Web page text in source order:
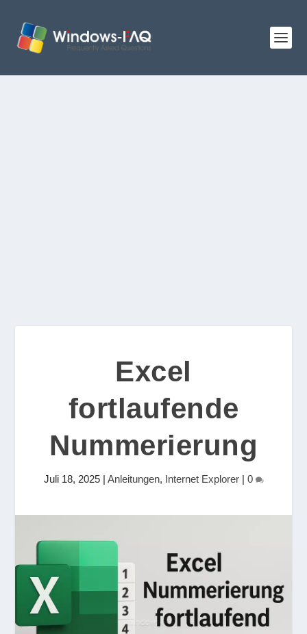
Excel
fortlaufende
Nummerierung
Juli 18, 2025| Anleitungen, Internet Explorer| 0